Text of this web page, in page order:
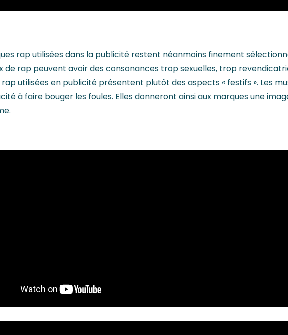
rap utilisées dans la publicité restent néanmoins finement
de rap peuvent avoir des consonances trop sexuelles, trop
rap utilisées en publicité présentent plutôt des aspects « festifs ». Les
à faire bouger les foules. Elles donneront ainsi aux marques une